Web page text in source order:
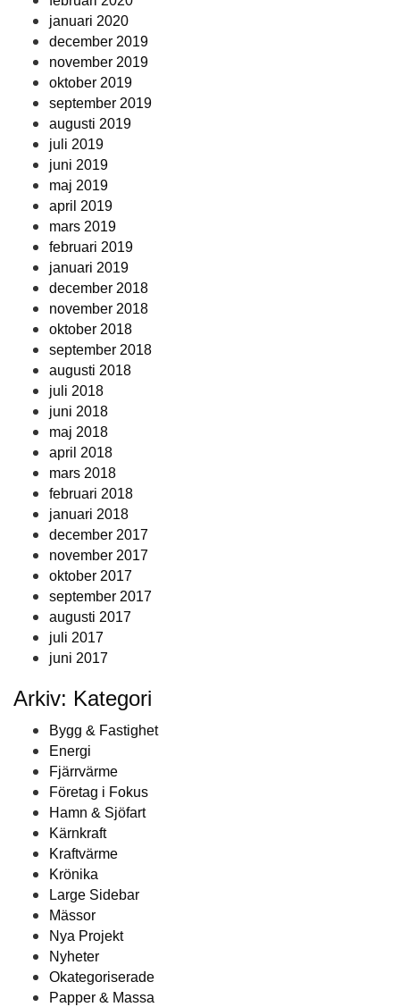
januari 2020
december 2019
november 2019
oktober 2019
september 2019
augusti 2019
juli 2019
juni 2019
maj 2019
april 2019
mars 2019
februari 2019
januari 2019
december 2018
november 2018
oktober 2018
september 2018
augusti 2018
juli 2018
juni 2018
maj 2018
april 2018
mars 2018
februari 2018
januari 2018
december 2017
november 2017
oktober 2017
september 2017
augusti 2017
juli 2017
juni 2017
Arkiv: Kategori
Bygg & Fastighet
Energi
Fjärrvärme
Företag i Fokus
Hamn & Sjöfart
Kärnkraft
Kraftvärme
Krönika
Large Sidebar
Mässor
Nya Projekt
Nyheter
Okategoriserade
Papper & Massa